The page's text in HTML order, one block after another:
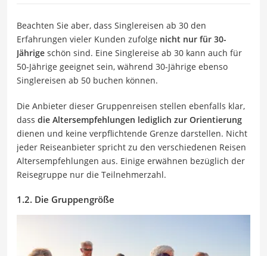
Beachten Sie aber, dass Singlereisen ab 30 den
Erfahrungen vieler Kunden zufolge nicht nur für 30-
Jährige schön sind. Eine Singlereise ab 30 kann auch für
50-Jährige geeignet sein, während 30-Jährige ebenso
Singlereisen ab 50 buchen können.
Die Anbieter dieser Gruppenreisen stellen ebenfalls klar,
dass die Altersempfehlungen lediglich zur Orientierung
dienen und keine verpflichtende Grenze darstellen. Nicht
jeder Reiseanbieter spricht zu den verschiedenen Reisen
Altersempfehlungen aus. Einige erwähnen bezüglich der
Reisegruppe nur die Teilnehmerzahl.
1.2. Die Gruppengröße